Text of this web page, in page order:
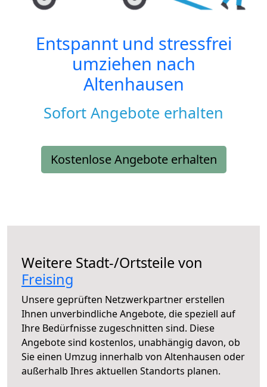
Entspannt und stressfrei
umziehen nach
Altenhausen
Sofort Angebote erhalten
Kostenlose Angebote erhalten
Weitere Stadt-/Ortsteile von
Freising
Unsere geprüften Netzwerkpartner erstellen
Ihnen unverbindliche Angebote, die speziell auf
Ihre Bedürfnisse zugeschnitten sind. Diese
Angebote sind kostenlos, unabhängig davon, ob
Sie einen Umzug innerhalb von Altenhausen oder
außerhalb Ihres aktuellen Standorts planen.